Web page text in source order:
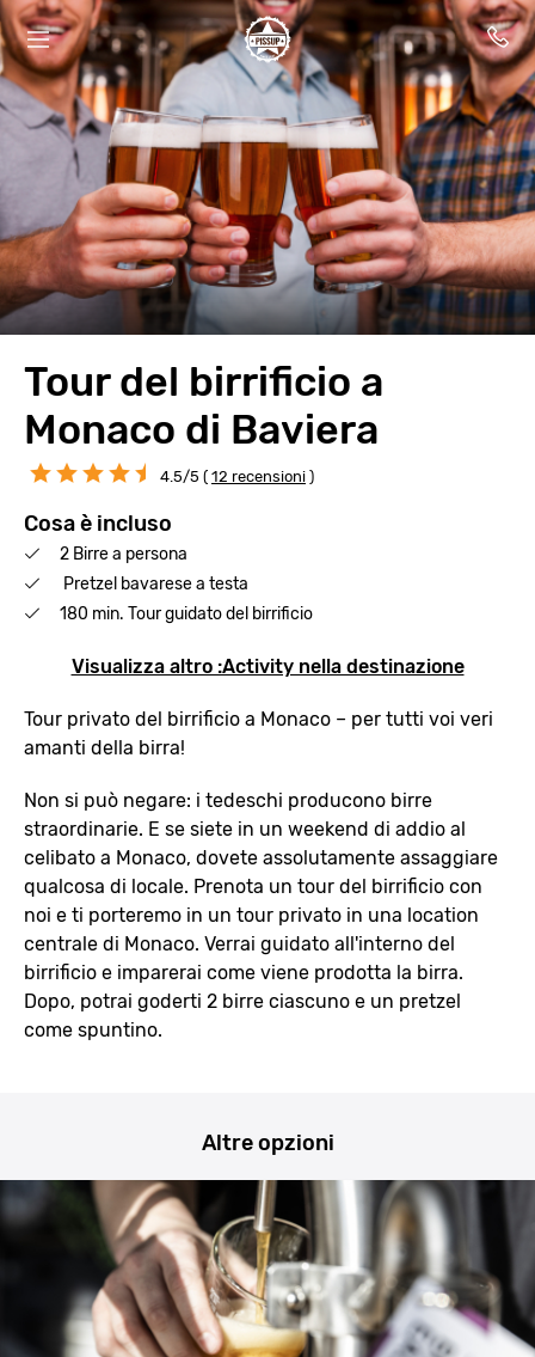
Tour del birrificio a
Monaco di Baviera
4.5/5 ( 12 recensioni )
Cosa è incluso
2 Birre a persona
Pretzel bavarese a testa
180 min. Tour guidato del birrificio
Visualizza altro :Activity nella destinazione
Tour privato del birrificio a Monaco – per tutti voi veri
amanti della birra!
Non si può negare: i tedeschi producono birre
straordinarie. E se siete in un weekend di addio al
celibato a Monaco, dovete assolutamente assaggiare
qualcosa di locale. Prenota un tour del birrificio con
noi e ti porteremo in un tour privato in una location
centrale di Monaco. Verrai guidato all'interno del
birrificio e imparerai come viene prodotta la birra.
Dopo, potrai goderti 2 birre ciascuno e un pretzel
come spuntino.
Altre opzioni